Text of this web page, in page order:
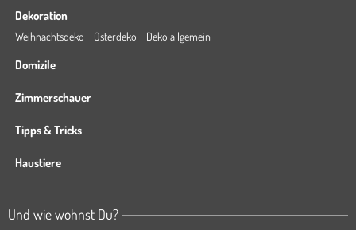
Dekoration
Weihnachtsdeko Osterdeko Deko allgemein
Domizile
Zimmerschauer
Tipps & Tricks
Haustiere
Und wie wohnst Du?